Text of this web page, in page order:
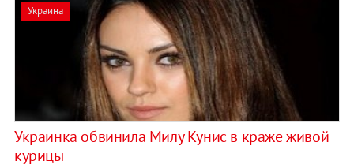
Украина
Украинка обвинила Милу Кунис в краже живой
курицы